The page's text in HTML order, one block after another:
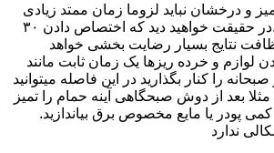
و درخشان نباید لزوما زمان ممتد زیادی
در اختیار داشته باشید.در حقیقت خواهید دید که اختصاص دادن ۳۰
نتایج بسیار رضایت بخشی خواهد
و خرده ریزها یک زمان ثابت مانند
را کنار بگذارید در این فاصله میتوانید
بعد از دوش صبحگاهی آینه حمام را تمیز
کمی پودر یا مایع مخصوص برق بیاندازید.